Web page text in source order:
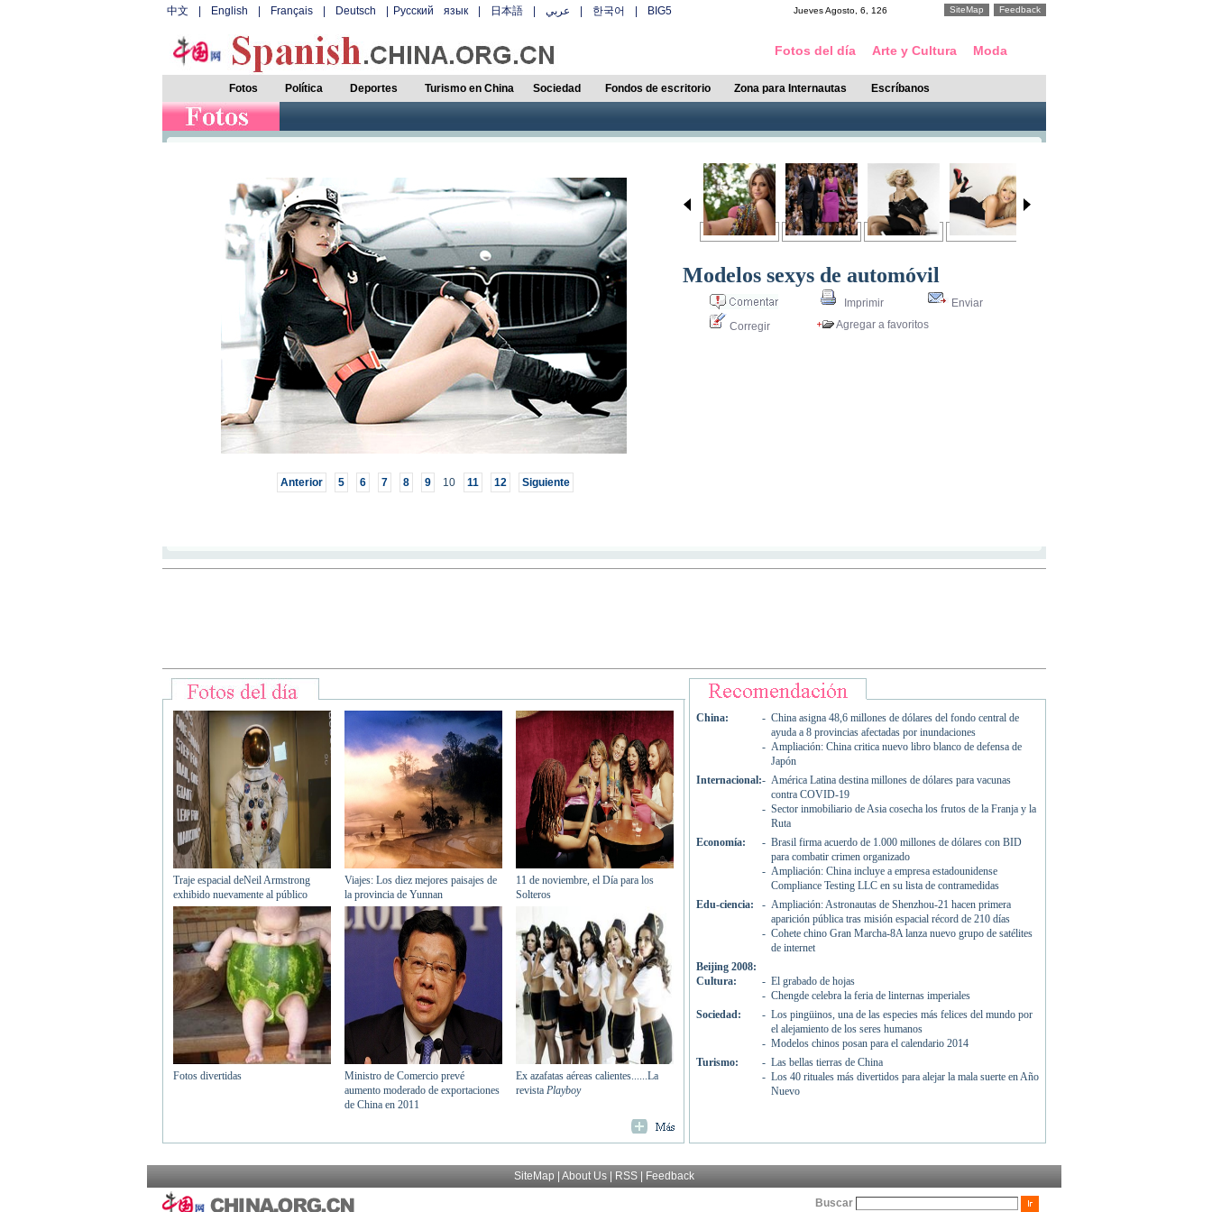
中文 English Français| Deutsch Русский язык| 日本語| عربي 한국어 BIG5 Feedback
SiteMap
JuevesAgosto, 6 126
Fotos del día Arte y Cultura Moda
Fotos Política Deportes Turismo en China Sociedad Fondos de escritorio Zona para Internautas Escríbanos
Anterior 5 6 7 8 9 10 11 12 Siguiente
Modelos sexys de automóvil
Imprimir
Enviar
Corregir
Agregar a favoritos
SiteMap| About Us| RSS | Feedback
Buscar